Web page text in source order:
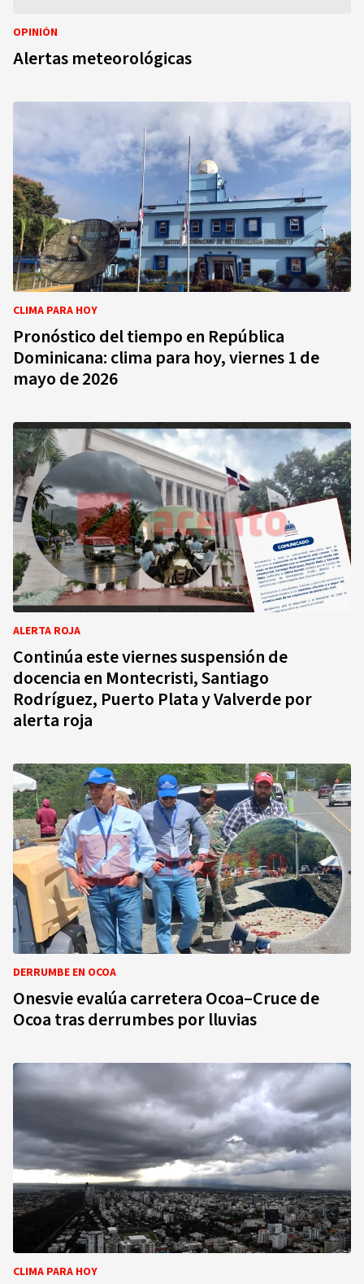
OPINIÓN
Alertas meteorológicas
CLIMA PARA HOY
Pronóstico del tiempo en República
Dominicana: clima para hoy, viernes 1 de
mayo de 2026
ALERTA ROJA
Continúa este viernes suspensión de
docencia en Montecristi, Santiago
Rodríguez, Puerto Plata y Valverde por
alerta roja
DERRUMBE EN OCOA
Onesvie evalúa carretera Ocoa–Cruce de
Ocoa tras derrumbes por lluvias
CLIMA PARA HOY